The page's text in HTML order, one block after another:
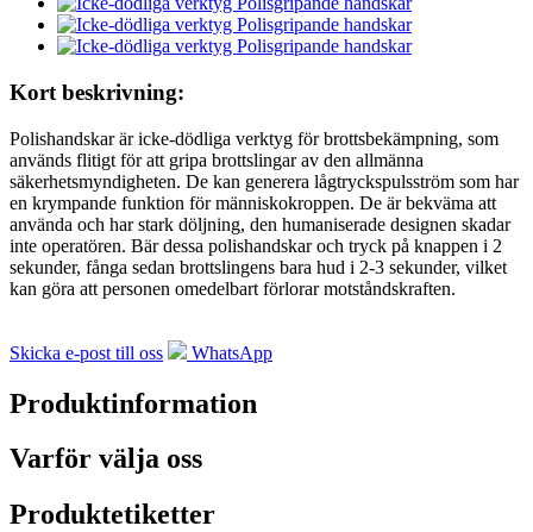
Kort beskrivning:
Polishandskar är icke-dödliga verktyg för brottsbekämpning, som
används flitigt för att gripa brottslingar av den allmänna
säkerhetsmyndigheten. De kan generera lågtryckspulsström som har
en krympande funktion för människokroppen. De är bekväma att
använda och har stark döljning, den humaniserade designen skadar
inte operatören. Bär dessa polishandskar och tryck på knappen i 2
sekunder, fånga sedan brottslingens bara hud i 2-3 sekunder, vilket
kan göra att personen omedelbart förlorar motståndskraften.
Skicka e-post till oss WhatsApp
Produktinformation
Varför välja oss
Produktetiketter